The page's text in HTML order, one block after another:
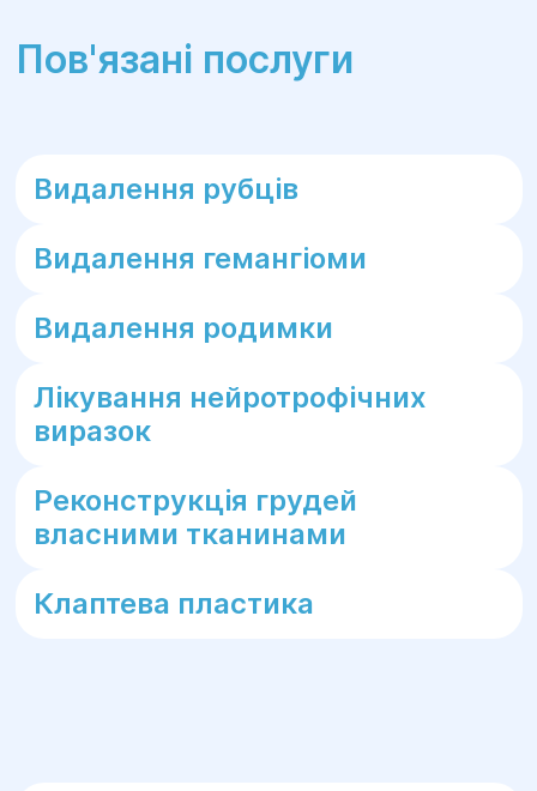
Пов'язані послуги
Видалення рубців
Видалення гемангіоми
Видалення родимки
Лікування нейротрофічних
виразок
Реконструкція грудей
власними тканинами
Клаптева пластика